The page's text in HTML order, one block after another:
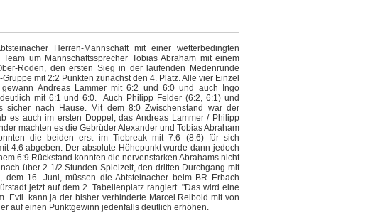
Herren-Mannschaft mit einer wetterbedingten
um Mannschaftssprecher Tobias Abraham mit einem
Roden, den ersten Sieg in der laufenden Medenrunde
mit 2:2 Punkten zunächst den 4. Platz. Alle vier Einzel
Andreas Lammer mit 6:2 und 6:0 und auch Ingo
mit 6:1 und 6:0. Auch Philipp Felder (6:2, 6:1) und
sicher nach Hause. Mit dem 8:0 Zwischenstand war der
es auch im ersten Doppel, das Andreas Lammer / Philipp
machten es die Gebrüder Alexander und Tobias Abraham
die beiden erst im Tiebreak mit 7:6 (8:6) für sich
4:6 abgeben. Der absolute Höhepunkt wurde dann jedoch
6:9 Rückstand konnten die nervenstarken Abrahams nicht
über 2 1/2 Stunden Spielzeit, den dritten Durchgang mit
dem 16. Juni, müssen die Abtsteinacher beim BR Erbach
jetzt auf dem 2. Tabellenplatz rangiert. "Das wird eine
Evtl. kann ja der bisher verhinderte Marcel Reibold mit von
auf einen Punktgewinn jedenfalls deutlich erhöhen.